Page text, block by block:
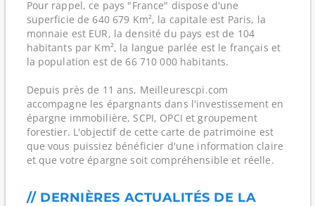
Pour rappel, ce pays "France" dispose d'une
superficie de 640 679 Km², la capitale est Paris, la
monnaie est EUR, la densité du pays est de 104
habitants par Km², la langue parlée est le français et
la population est de 66 710 000 habitants.
Depuis près de 11 ans, Meilleurescpi.com
accompagne les épargnants dans l'investissement en
épargne immobilière, SCPI, OPCI et groupement
forestier. L'objectif de cette carte de patrimoine est
que vous puissiez bénéficier d'une information claire
et que votre épargne soit compréhensible et réelle.
// DERNIÈRES ACTUALITÉS DE LA